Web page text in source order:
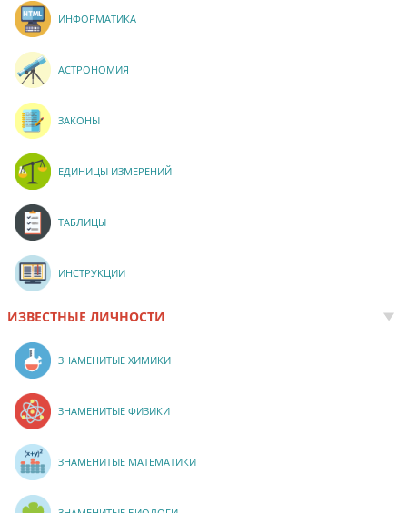
ИНФОРМАТИКА
АСТРОНОМИЯ
ЗАКОНЫ
ЕДИНИЦЫ ИЗМЕРЕНИЙ
ТАБЛИЦЫ
ИНСТРУКЦИИ
ИЗВЕСТНЫЕ ЛИЧНОСТИ
ЗНАМЕНИТЫЕ ХИМИКИ
ЗНАМЕНИТЫЕ ФИЗИКИ
ЗНАМЕНИТЫЕ МАТЕМАТИКИ